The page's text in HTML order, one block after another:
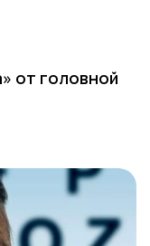
от головной